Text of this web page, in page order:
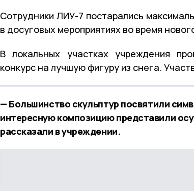
Сотрудники ЛИУ-7 постарались
в досуговых мероприятиях во время
В локальных участках учреждения
конкурс на лучшую фигуру из снега.
— Большинство скульптур посвятили
интересную композицию представили
рассказали в учреждении.